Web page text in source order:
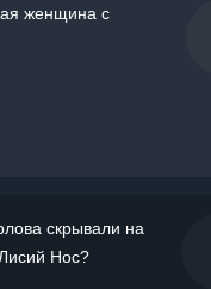
женщина с
скрывали на
Нос?